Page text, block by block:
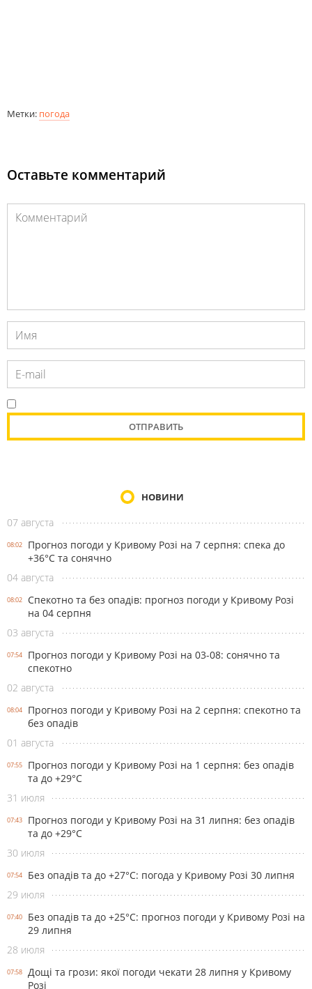
Метки: погода
Оставьте комментарий
НОВИНИ
07 августа
08:02
Прогноз погоди у Кривому Розі на 7 серпня: спека до
+36°С та сонячно
04 августа
08:02
Спекотно та без опадів: прогноз погоди у Кривому Розі
на 04 серпня
03 августа
07:54
Прогноз погоди у Кривому Розі на 03-08: сонячно та
спекотно
02 августа
08:04
Прогноз погоди у Кривому Розі на 2 серпня: спекотно та
без опадів
01 августа
07:55
Прогноз погоди у Кривому Розі на 1 серпня: без опадів
та до +29°С
31 июля
07:43
Прогноз погоди у Кривому Розі на 31 липня: без опадів
та до +29°С
30 июля
07:54
Без опадів та до +27°С: погода у Кривому Розі 30 липня
29 июля
07:40
Без опадів та до +25°С: прогноз погоди у Кривому Розі на
29 липня
28 июля
07:58
Дощі та грози: якої погоди чекати 28 липня у Кривому
Розі